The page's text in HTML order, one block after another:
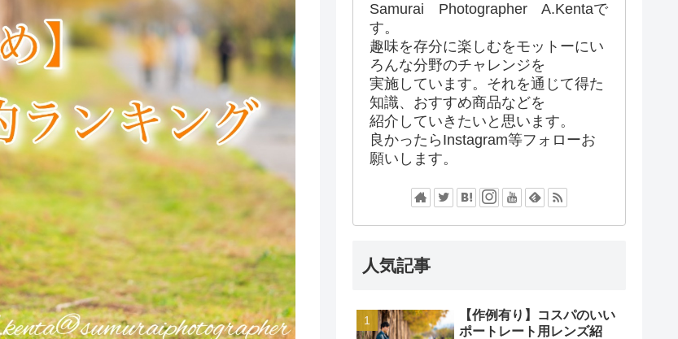
Samurai Photographer A.Kentaで
す。
趣味を存分に楽しむをモットーにい
ろんな分野のチャレンジを
実施しています。それを通じて得た
知識、おすすめ商品などを
紹介していきたいと思います。
良かったらInstagram等フォローお
願いします。
人気記事
【作例有り】コスパのいい
ポートレート用レンズ紹